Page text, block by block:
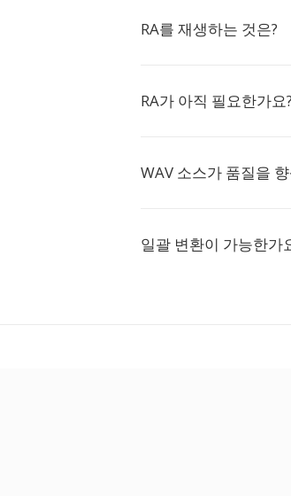
RA를 재생하는 것은?
RA가 아직 필요한가요?
WAV 소스가 품질을
일괄 변환이 가능한가